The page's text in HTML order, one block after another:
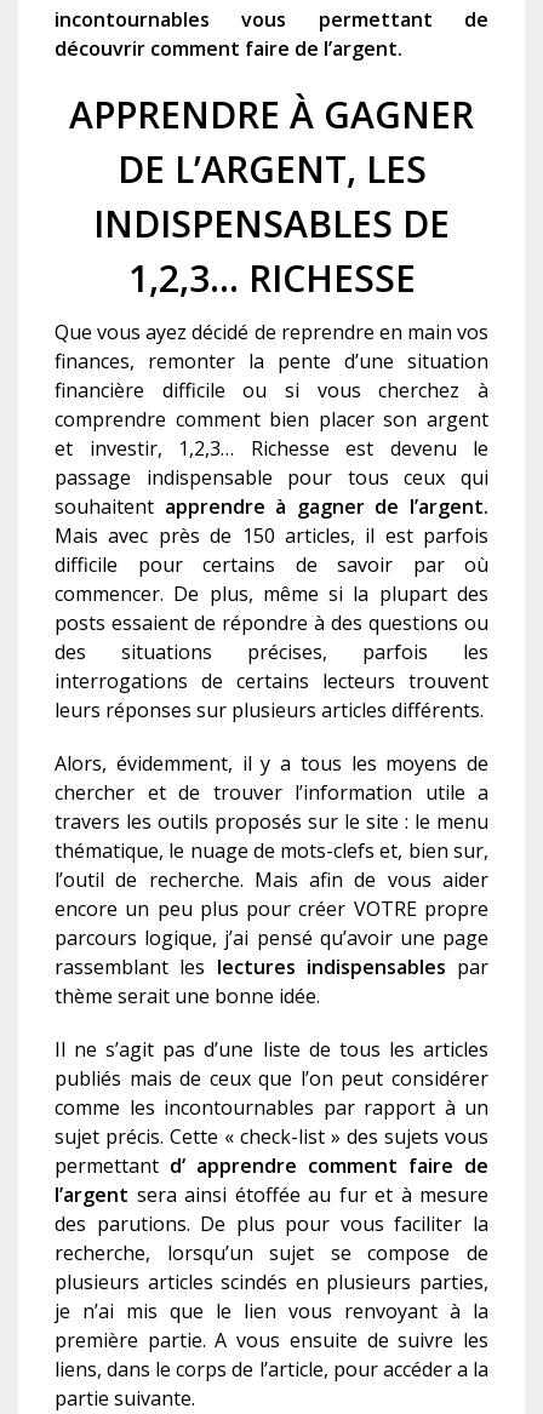
incontournablesvous permettant de
découvrir comment faire de l’argent.
APPRENDRE À GAGNER
DE L’ARGENT, LES
INDISPENSABLES DE
1,2,3… RICHESSE
Que vous ayez décidé de reprendre en main vos
finances, remonter la pente d’une situation
financière difficile ou si vous cherchez à
comprendre comment bien placer son argent
et investir, 1,2,3… Richesse est devenu le
passage indispensable pour tous ceux qui
souhaitent apprendre à gagner de l’argent.
Mais avec près de 150 articles, il est parfois
difficile pour certains de savoir par où
commencer. De plus, même si la plupart des
posts essaient de répondre à des questions ou
des situations précises, parfois les
interrogations de certains lecteurs trouvent
leurs réponses sur plusieurs articles différents.
Alors, évidemment, il y a tous les moyens de
chercher et de trouver l’information utile a
travers les outils proposés sur le site : le menu
thématique, le nuage de mots-clefs et, bien sur,
l’outil de recherche. Mais afin de vous aider
encore un peu plus pour créer VOTRE propre
parcours logique, j’ai pensé qu’avoir une page
rassemblant les lectures indispensables par
thème serait une bonne idée.
Il ne s’agit pas d’une liste de tous les articles
publiés mais de ceux que l’on peut considérer
comme les incontournables par rapport à un
sujet précis. Cette « check-list » des sujets vous
permettant d‘ apprendre comment faire de
l’argent sera ainsi étoffée au fur et à mesure
des parutions. De plus pour vous faciliter la
recherche, lorsqu’un sujet se compose de
plusieurs articles scindés en plusieurs parties,
je n’ai mis que le lien vous renvoyant à la
première partie. A vous ensuite de suivre les
liens, dans le corps de l’article, pour accéder a la
partie suivante.